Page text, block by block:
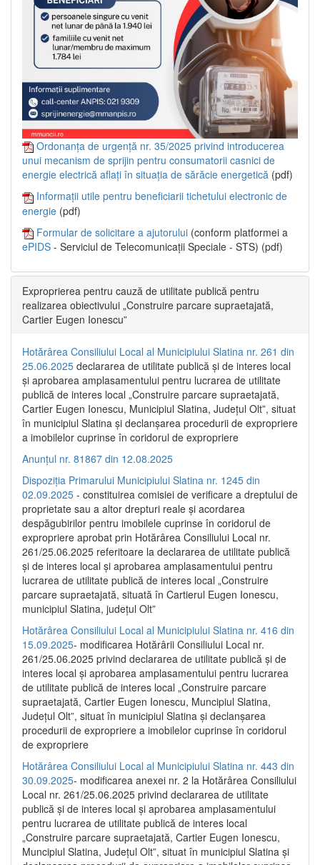
Ordonanța de urgență nr. 35/2025 privind introducerea
unui mecanism de sprijin pentru consumatorii casnici de
energie electrică aflați în situația de sărăcie energetică (pdf)
Informații utile pentru beneficiarii tichetului electronic de
energie (pdf)
Formular de solicitare a ajutorului (conform platformei a
ePIDS - Serviciul de Telecomunicații Speciale - STS) (pdf)
Exproprierea pentru cauză de utilitate publică pentru
realizarea obiectivului „Construire parcare supraetajată,
Cartier Eugen Ionescu”
Hotărârea Consiliului Local al Municipiului Slatina nr. 261 din
25.06.2025 declararea de utilitate publică și de interes local
și aprobarea amplasamentului pentru lucrarea de utilitate
publică de interes local „Construire parcare supraetajată,
Cartier Eugen Ionescu, Municipiul Slatina, Județul Olt”, situat
în municipiul Slatina și declanșarea procedurii de expropriere
a imobilelor cuprinse în coridorul de expropriere
Anunțul nr. 81867 din 12.08.2025
Dispoziția Primarului Municipiului Slatina nr. 1245 din
02.09.2025 - constituirea comisiei de verificare a dreptului de
proprietate sau a altor drepturi reale și acordarea
despăgubirilor pentru imobilele cuprinse în coridorul de
expropriere aprobat prin Hotărârea Consiliului Local nr.
261/25.06.2025 referitoare la declararea de utilitate publică
și de interes local și aprobarea amplasamentului pentru
lucrarea de utilitate publică de interes local „Construire
parcare supraetajată, situată în Cartierul Eugen Ionescu,
municipiul Slatina, județul Olt”
Hotărârea Consiliului Local al Municipiului Slatina nr. 416 din
15.09.2025- modificarea Hotărârii Consiliului Local nr.
261/25.06.2025 privind declararea de utilitate publică și de
interes local și aprobarea amplasamentului pentru lucrarea
de utilitate publică de interes local „Construire parcare
supraetajată, Cartier Eugen Ionescu, Muncipiul Slatina,
Județul Olt”, situat în municipiul Slatina și declanșarea
procedurii de expropriere a imobilelor cuprinse în coridorul
de expropriere
Hotărârea Consiliului Local al Municipiului Slatina nr. 443 din
30.09.2025- modificarea anexei nr. 2 la Hotărârea Consiliului
Local nr. 261/25.06.2025 privind declararea de utilitate
publică şi de interes local şi aprobarea amplasamentului
pentru lucrarea de utilitate publică de interes local
„Construire parcare supraetajată, Cartier Eugen Ionescu,
Muncipiul Slatina, Judeţul Olt”, situat în municipiul Slatina şi